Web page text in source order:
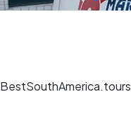
BestSouthAmerica.tours